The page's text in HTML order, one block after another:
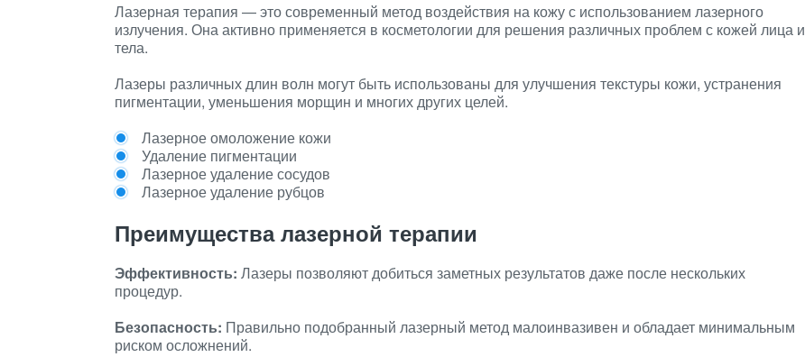
Лазерная терапия — это современный метод воздействия на кожу с использованием лазерного
излучения. Она активно применяется в косметологии для решения различных проблем с кожей лица и
тела.
Лазеры различных длин волн могут быть использованы для улучшения текстуры кожи, устранения
пигментации, уменьшения морщин и многих других целей.
Лазерное омоложение кожи
Удаление пигментации
Лазерное удаление сосудов
Лазерное удаление рубцов
Преимущества лазерной терапии
Эффективность: Лазеры позволяют добиться заметных результатов даже после нескольких
процедур.
Безопасность: Правильно подобранный лазерный метод малоинвазивен и обладает минимальным
риском осложнений.